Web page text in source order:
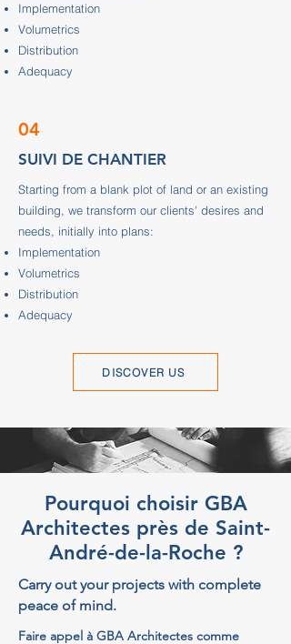
Implementation
Volumetrics
Distribution
Adequacy
04
SUIVI DE CHANTIER
Starting from a blank plot of land or an existing
building, we transform our clients' desires and
needs, initially into plans:
Implementation
Volumetrics
Distribution
Adequacy
DISCOVER US
Pourquoi choisir GBA
Architectes près de Saint-
André-de-la-Roche ?
Carry out your projects with complete
peace of mind.
Faire appel à GBA Architectes comme